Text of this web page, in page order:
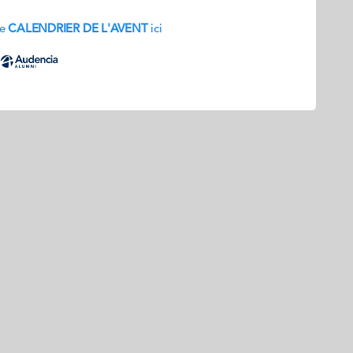
CALENDRIER DE L'AVENT ici